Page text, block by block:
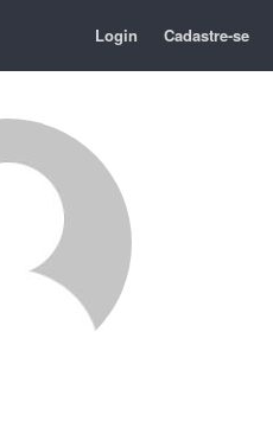
Login Cadastre-se